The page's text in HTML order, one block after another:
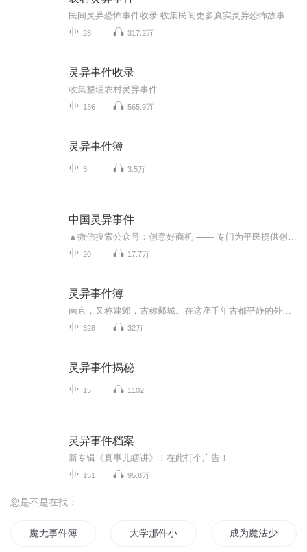
28 317.2万
灵异事件收录
收集整理农村灵异事件
136 565.9万
灵异事件簿
3 3.5万
中国灵异事件
20 17.7万
灵异事件簿
328 32万
灵异事件揭秘
15 1102
灵异事件档案
新专辑《真事儿瞎讲》！在此打个广告！
151 95.8万
您是不是在找：
魔无事件簿 大学那件小事 成为魔法少年这